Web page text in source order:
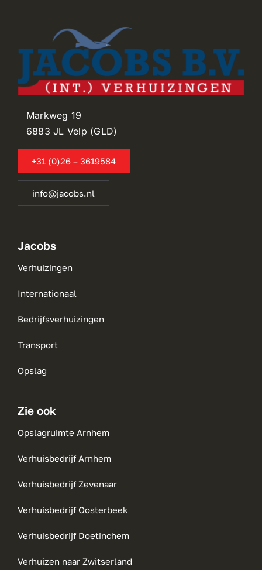
Markweg 19
6883 JL Velp (GLD)
+31 (0)26 – 3619584
info@jacobs.nl
Jacobs
Verhuizingen
Internationaal
Bedrijfsverhuizingen
Transport
Opslag
Zie ook
Opslagruimte Arnhem
Verhuisbedrijf Arnhem
Verhuisbedrijf Zevenaar
Verhuisbedrijf Oosterbeek
Verhuisbedrijf Doetinchem
Verhuizen naar Zwitserland